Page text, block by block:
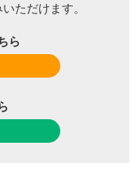
ただけます。
ら